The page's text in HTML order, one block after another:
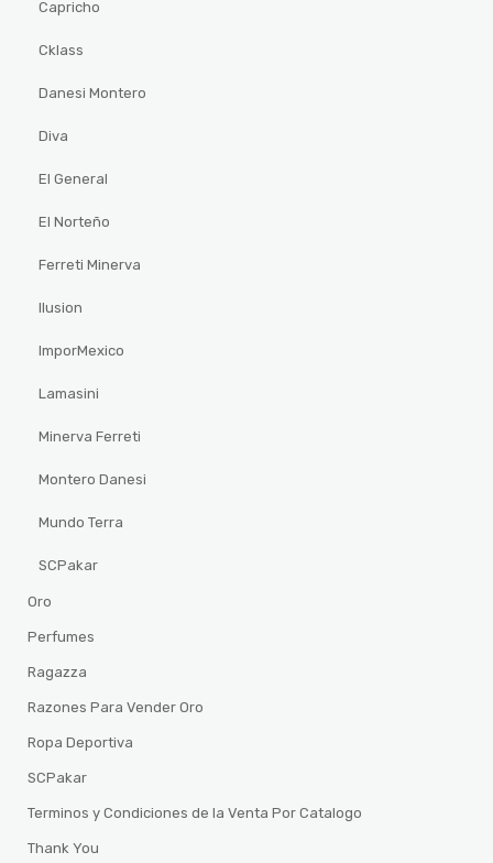
Capricho
Cklass
Danesi Montero
Diva
El General
El Norteño
Ferreti Minerva
Ilusion
ImporMexico
Lamasini
Minerva Ferreti
Montero Danesi
Mundo Terra
SCPakar
Oro
Perfumes
Ragazza
Razones Para Vender Oro
Ropa Deportiva
SCPakar
Terminos y Condiciones de la Venta Por Catalogo
Thank You